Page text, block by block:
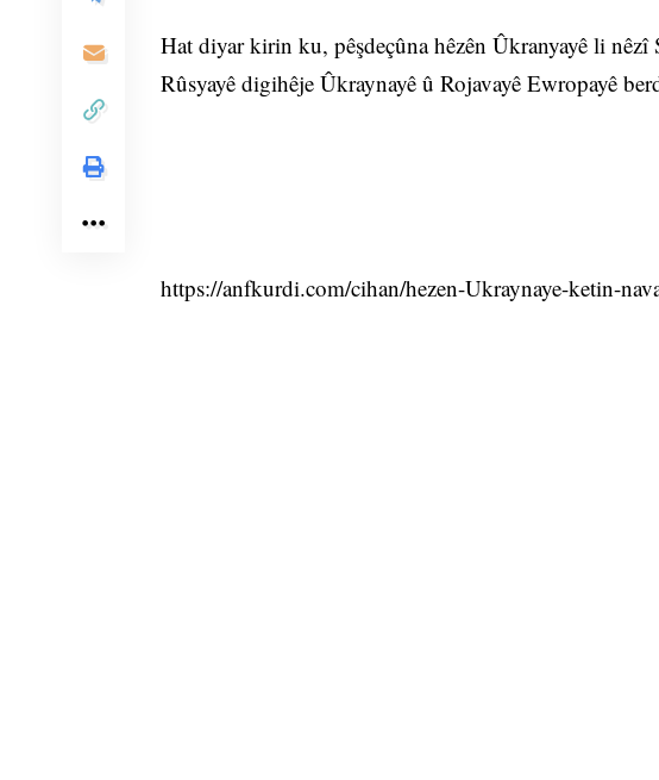
Hat diyar kirin ku, pêşdeçûna hêzên Ûkranyayê li
Rûsyayê digihêje Ûkraynayê û Rojavayê Ewropayê
https://anfkurdi.com/cihan/hezen-Ukraynaye-ketin-